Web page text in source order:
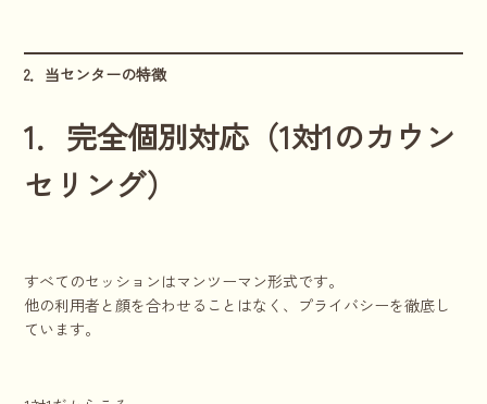
2．当センターの特徴
1．完全個別対応（1対1のカウン
セリング）
すべてのセッションはマンツーマン形式です。
他の利用者と顔を合わせることはなく、プライバシーを徹底し
ています。